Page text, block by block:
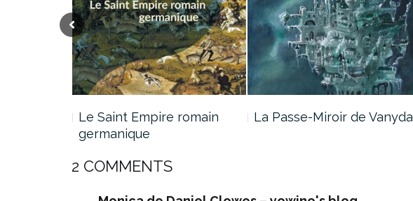
Le Saint Empire romain
germanique
La Passe-Miroir de Vanyda
2 COMMENTS